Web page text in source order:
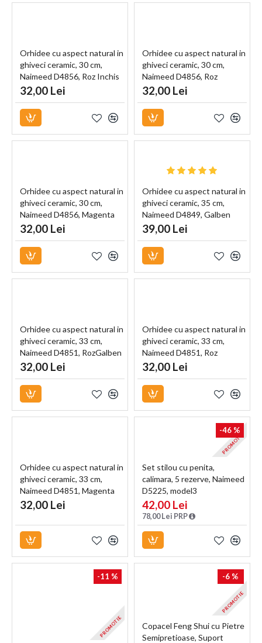
Orhidee cu aspect natural in
ghiveci ceramic, 30 cm,
Naimeed D4856, Roz Inchis
32,00 Lei
Orhidee cu aspect natural in
ghiveci ceramic, 30 cm,
Naimeed D4856, Roz
32,00 Lei
Orhidee cu aspect natural in
ghiveci ceramic, 30 cm,
Naimeed D4856, Magenta
32,00 Lei
Orhidee cu aspect natural in
ghiveci ceramic, 35 cm,
Naimeed D4849, Galben
39,00 Lei
Orhidee cu aspect natural in
ghiveci ceramic, 33 cm,
Naimeed D4851, RozGalben
32,00 Lei
Orhidee cu aspect natural in
ghiveci ceramic, 33 cm,
Naimeed D4851, Roz
32,00 Lei
Orhidee cu aspect natural in
ghiveci ceramic, 33 cm,
Naimeed D4851, Magenta
32,00 Lei
PROMOTIE
-46 %
Set stilou cu penita,
calimara, 5 rezerve, Naimeed
D5225, model3
42,00 Lei
78,00 Lei PRP
PROMOTIE
-11 %
PROMOTIE
-6 %
Copacel Feng Shui cu Pietre
Semipretioase, Suport